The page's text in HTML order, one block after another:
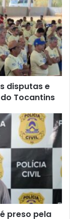
disputas e
Tocantins
preso pela